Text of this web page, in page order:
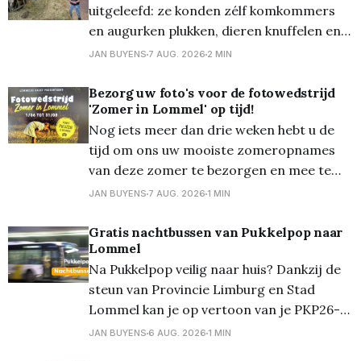
uitgeleefd: ze konden zélf komkommers
en augurken plukken, dieren knuffelen en
eten geven (waaronder schaapjes en de
varkens en de koeien. Ze schrokken wel
dat de koeien zo een lange tong hadden...
Overal waren alleen maar
JAN BUYENS 7 AUG. 2026 2 MIN
Bezorg uw foto's voor de fotowedstrijd
'Zomer in Lommel' op tijd!
Nog iets meer dan drie weken hebt u de
tijd om ons uw mooiste zomeropnames
van deze zomer te bezorgen en mee te
dingen naar een mooie prijs... Zondag 30
onherroepelijke deadline! En die foto's die
mogen zowat 'alles'
JAN BUYENS 7 AUG. 2026 1 MIN
Gratis nachtbussen van Pukkelpop naar
Lommel
Na Pukkelpop veilig naar huis? Dankzij de
steun van Provincie Limburg en Stad
Lommel kan je op vertoon van je PKP26-
polsbandje gratis gebruik maken van de
JAN BUYENS 6 AUG. 2026 1 MIN